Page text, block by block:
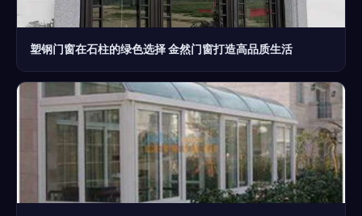
塑钢门窗在石柱的绿色选择 金然门窗打造高品质生活